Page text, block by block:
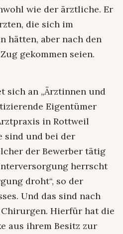
wie der ärztliche. Er
die sich im
hätten, aber nach den
gekommen seien.
sich an „Ärztinnen und
Eigentümer
in Rottweil
sind und bei der
der Bewerber tätig
herrscht
droht“, so der
Und das sind nach
Hierfür hat die
aus ihrem Besitz zur